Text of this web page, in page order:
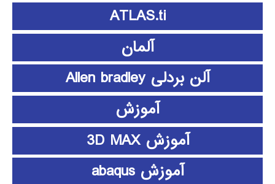
ATLAS.ti
آلمان
آلن بردلی Allen bradley
آموزش
آموزش 3D MAX
آموزش abaqus